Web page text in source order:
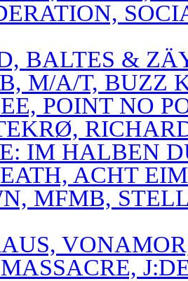
BALTES &
M/A/T, BUZZ
POINT NO
IM HALBEN
ACHT
MFMB,